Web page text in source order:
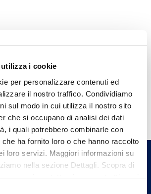
i cookie
per personalizzare contenuti ed
il nostro traffico. Condividiamo
sul modo in cui utilizza il nostro sito
che si occupano di analisi dei dati
i quali potrebbero combinarle con
ha fornito loro o che hanno raccolto
loro servizi. Maggiori informazioni su
nella sezione Dettagli. Scopra di
può contattarci e come trattiamo i
di
più vicina a te e parla con